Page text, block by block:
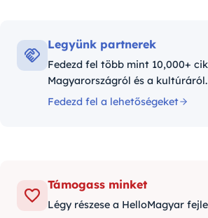
Legyünk partnerek
Fedezd fel több mint 10,000+
Magyarországról és a kultúráról.
Fedezd fel a lehetőségeket
Támogass minket
Légy részese a HelloMagyar